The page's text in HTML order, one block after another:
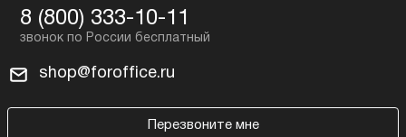
8 (800) 333-10-11
shop@foroffice.ru
Перезвоните мне